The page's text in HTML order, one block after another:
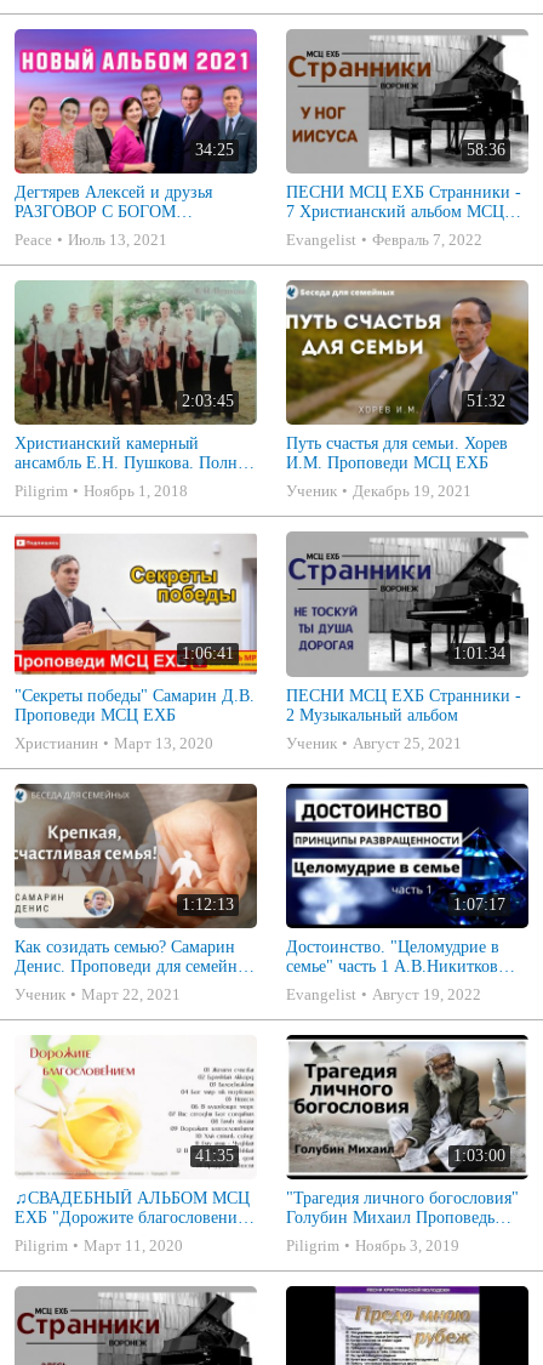
34:25
Дегтярев Алексей и друзья
РАЗГОВОР С БОГОМ
Христианские песни МСЦ ЕХБ
2021 (7я)
Peace Июль 13, 2021
58:36
ПЕСНИ МСЦ ЕХБ Странники -
7 Христианский альбом МСЦ
ЕХБ
Evangelist Февраль 7, 2022
2:03:45
Христианский камерный
ансамбль Е.Н. Пушкова. Полное
собрание
Piligrim Ноябрь 1, 2018
51:32
Путь счастья для семьи. Хорев
И.М. Проповеди МСЦ ЕХБ
Ученик
Декабрь 19, 2021
1:06:41
"Секреты победы" Самарин Д.В.
Проповеди МСЦ ЕХБ
Христианин
Март 13, 2020
1:01:34
ПЕСНИ МСЦ ЕХБ Странники -
2 Музыкальный альбом
Ученик
Август 25, 2021
1:12:13
Как созидать семью? Самарин
Денис. Проповеди для семейных
МСЦ ЕХБ
Ученик Март 22, 2021
1:07:17
Достоинство. "Целомудрие в
семье" часть 1 А.В.Никитков
Беседа для семейных МСЦ ЕХБ
Evangelist Август 19, 2022
41:35
♫СВАДЕБНЫЙ АЛЬБОМ МСЦ
ЕХБ "Дорожите благословением
- Христианские песни.
Музыкальный диск. Псалмы
Piligrim Март 11, 2020
1:03:00
"Трагедия личного богословия"
Голубин Михаил Проповедь
2019
Piligrim Ноябрь 3, 2019